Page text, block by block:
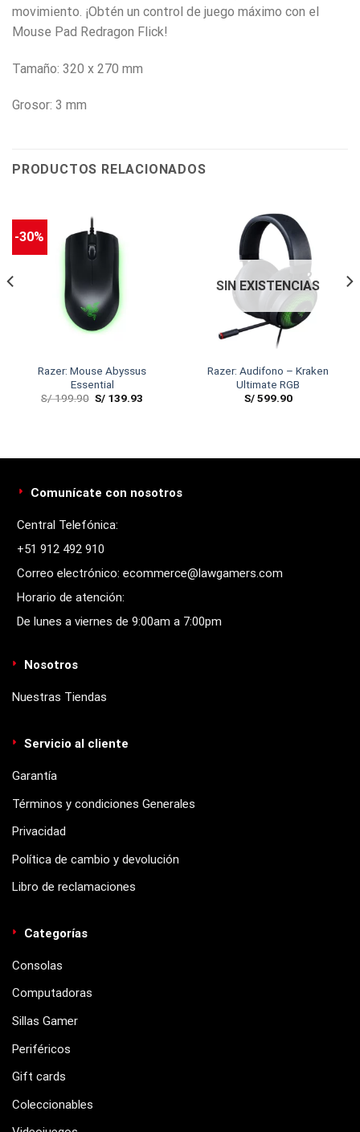
movimiento. ¡Obtén un control de juego máximo con el
Mouse Pad Redragon Flick!
Tamaño: 320 x 270 mm
Grosor: 3 mm
PRODUCTOS RELACIONADOS
-30%
Razer: Mouse Abyssus
Essential
S/199.90 S/ 139.93
SIN EXISTENCIAS
Razer: Audifono – Kraken
Ultimate RGB
S/599.90
Comunícate con nosotros
Central Telefónica:
+51 912 492 910
Correo electrónico: ecommerce@lawgamers.com
Horario de atención:
De lunes a viernes de 9:00am a 7:00pm
Nosotros
Nuestras Tiendas
Servicio al cliente
Garantía
Términos y condiciones Generales
Privacidad
Política de cambio y devolución
Libro de reclamaciones
Categorías
Consolas
Computadoras
Sillas Gamer
Periféricos
Gift cards
Coleccionables